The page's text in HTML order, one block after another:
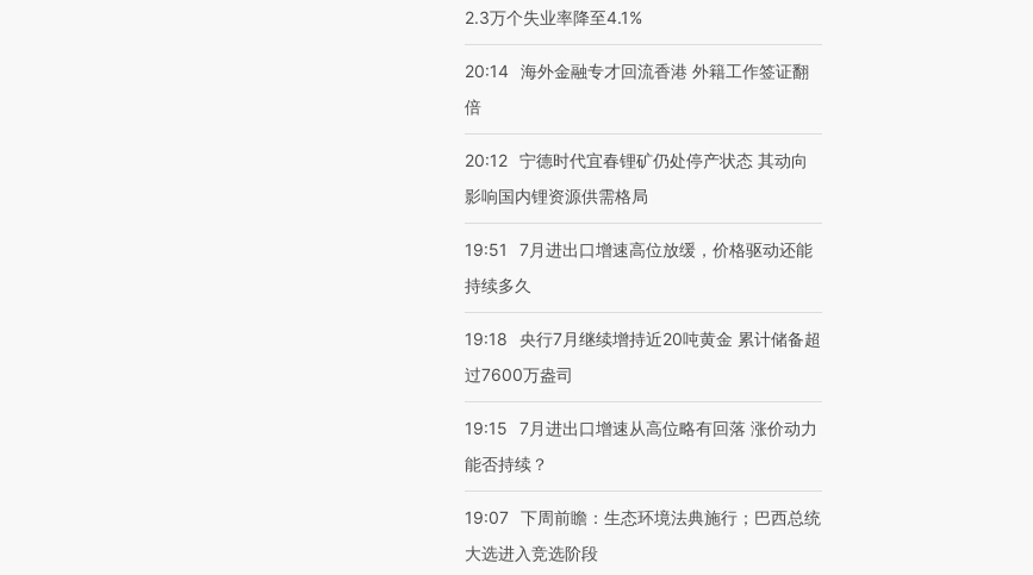
2.3万个失业率降至4.1%
20:14 海外金融专才回流香港 外籍工作签证翻
倍
20:12 宁德时代宜春锂矿仍处停产状态 其动向
影响国内锂资源供需格局
19:51
7月进出口增速高位放缓，价格驱动还能
持续多久
19:18
央行7月继续增持近20吨黄金 累计储备超
过7600万盎司
19:15
7月进出口增速从高位略有回落 涨价动力
能否持续？
19:07 下周前瞻：生态环境法典施行；巴西总统
大选进入竞选阶段